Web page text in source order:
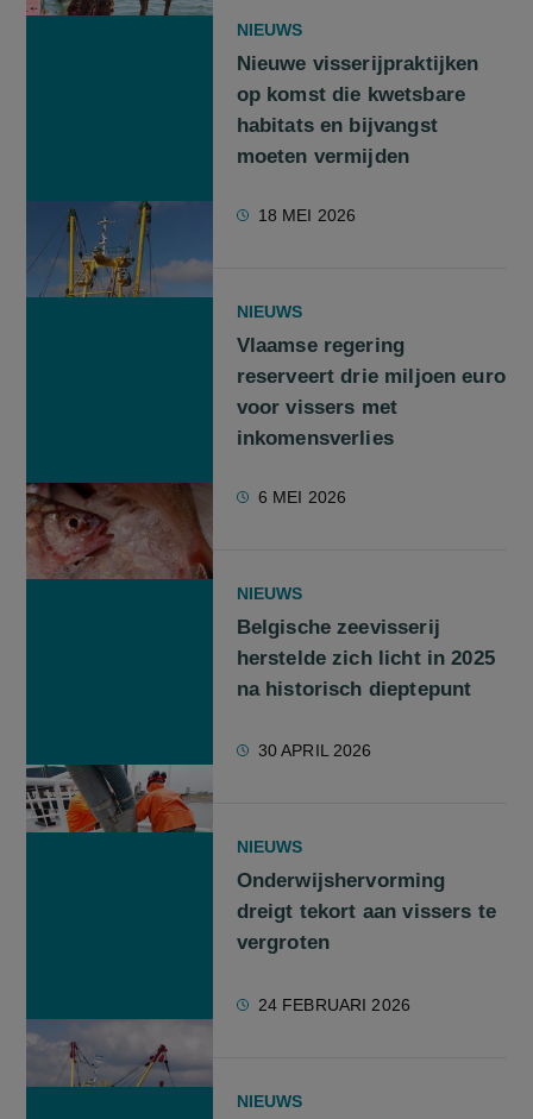
NIEUWS
Nieuwe visserijpraktijken
op komst die kwetsbare
habitats en bijvangst
moeten vermijden
18 MEI 2026
NIEUWS
Vlaamse regering
reserveert drie miljoen euro
voor vissers met
inkomensverlies
6 MEI 2026
NIEUWS
Belgische zeevisserij
herstelde zich licht in 2025
na historisch dieptepunt
30 APRIL 2026
NIEUWS
Onderwijshervorming
dreigt tekort aan vissers te
vergroten
24 FEBRUARI 2026
NIEUWS